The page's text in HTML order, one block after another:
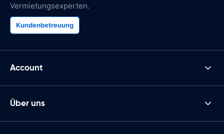
Vermietungsexperten.
Kundenbetreuung
Account
Über uns